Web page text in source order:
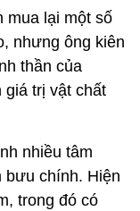
mua lại một số
nhưng ông kiên
thần của
trị vật chất
nhiều tâm
bưu chính. Hiện
trong đó có